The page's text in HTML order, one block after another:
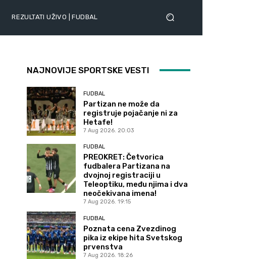
REZULTATI UŽIVO | FUDBAL
NAJNOVIJE SPORTSKE VESTI
FUDBAL
Partizan ne može da
registruje pojačanje ni za
Hetafe!
7 Aug 2026. 20:03
FUDBAL
PREOKRET: Četvorica
fudbalera Partizana na
dvojnoj registraciji u
Teleoptiku, među njima i dva
neočekivana imena!
7 Aug 2026. 19:15
FUDBAL
Poznata cena Zvezdinog
pika iz ekipe hita Svetskog
prvenstva
7 Aug 2026. 18:26